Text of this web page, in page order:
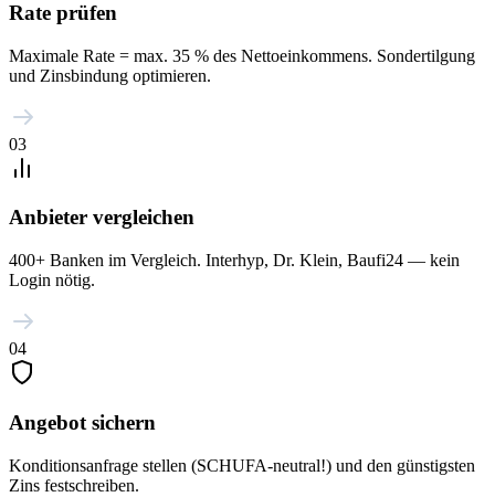
Rate prüfen
Maximale Rate = max. 35 % des Nettoeinkommens. Sondertilgung
und Zinsbindung optimieren.
03
Anbieter vergleichen
400+ Banken im Vergleich. Interhyp, Dr. Klein, Baufi24 — kein
Login nötig.
04
Angebot sichern
Konditionsanfrage stellen (SCHUFA-neutral!) und den günstigsten
Zins festschreiben.